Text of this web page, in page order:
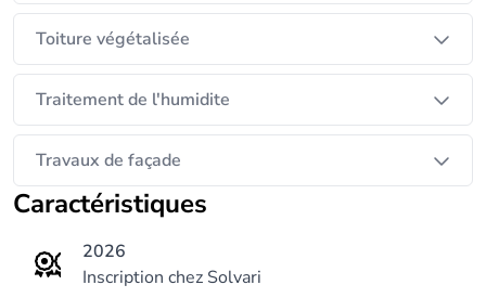
Toiture végétalisée
Traitement de l'humidite
Travaux de façade
Caractéristiques
2026
Inscription chez Solvari